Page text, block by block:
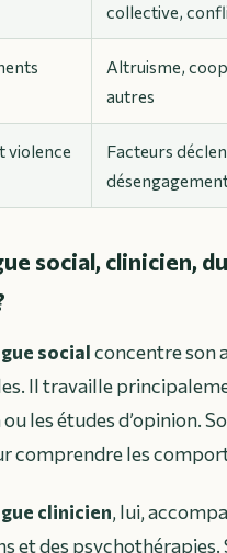
collective,
Altruisme,
autres
violence
Facteurs
social, clinicien,
socialconcentre son
Il travaille
les études d’opinion.
comprendre les
clinicien, lui,
et des